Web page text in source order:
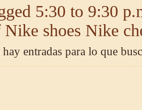
5:30 to 9:30
Nike shoes Nike
entradas para lo que